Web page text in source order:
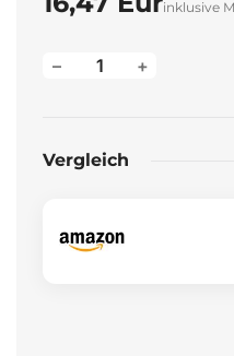
inklusive
+
–
Vergleich